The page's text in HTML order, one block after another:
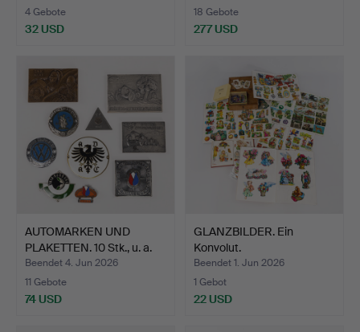
4 Gebote
32 USD
18 Gebote
277 USD
AUTOMARKEN UND
PLAKETTEN. 10 Stk., u. a.
N…
Beendet 4. Jun 2026
11 Gebote
74 USD
GLANZBILDER. Ein
Konvolut.
Beendet 1. Jun 2026
1 Gebot
22 USD